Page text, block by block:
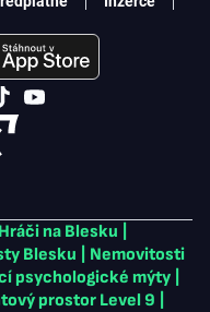
Hráči na Blesku
Blesku
Nemovitosti
psychologické mýty
prostor Level 9